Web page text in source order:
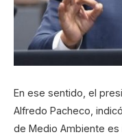
En ese sentido, el
Alfredo Pacheco,
de Medio Ambiente es